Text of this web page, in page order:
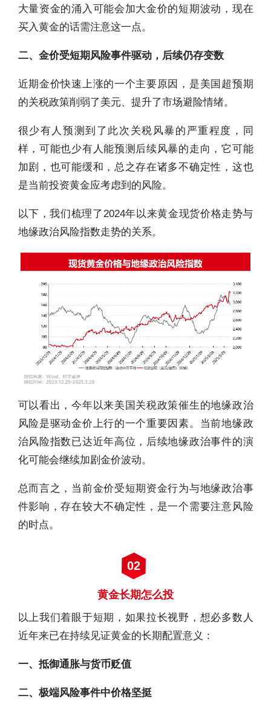
大量资金的涌入可能会加大金价的短期波动，现在
买入黄金的话需注意这一点。
二、金价受短期风险事件驱动，后续仍存变数
近期金价快速上涨的一个主要原因，是美国超预期
的关税政策削弱了美元、提升了市场避险情绪。
很少有人预测到了此次关税风暴的严重程度，同
样，可能也少有人能预测后续风暴的走向，它可能
加剧，也可能缓和，总之存在诸多不确定性，这也
是当前投资黄金应考虑到的风险。
以下，我们梳理了2024年以来黄金现货价格走势与
地缘政治风险指数走势的关系。
可以看出，今年以来美国关税政策催生的地缘政治
风险是驱动金价上行的一个重要因素。当前地缘政
治风险指数已达近年高位，后续地缘政治事件的演
化可能会继续加剧金价波动。
总而言之，当前金价受短期资金行为与地缘政治事
件影响，存在较大不确定性，是一个需要注意风险
的时点。
02
黄金长期怎么投
以上我们着眼于短期，如果拉长视野，想必多数人
近年来已在持续见证黄金的长期配置意义：
一、抵御通胀与货币贬值
二、极端风险事件中价格坚挺